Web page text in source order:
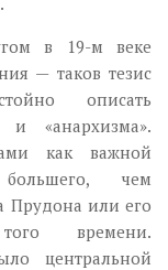
в 19-м веке
— таков тезис
описать
и «анархизма».
как важной
чем
Прудона или его
времени.
центральной